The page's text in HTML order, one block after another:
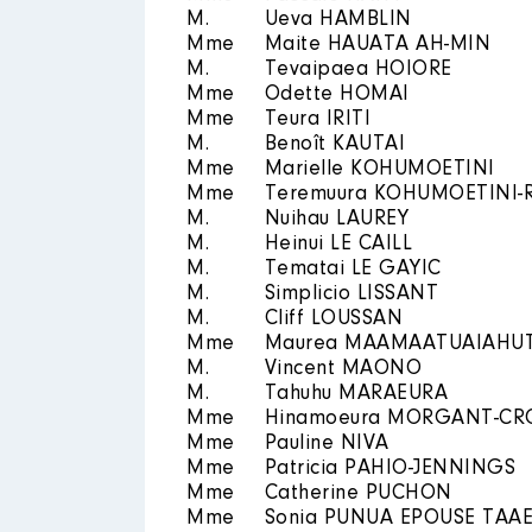
M.
Ueva HAMBLIN
Mme
Maite HAUATA AH-MIN
M.
Tevaipaea HOIORE
Mme
Odette HOMAI
Mme
Teura IRITI
M.
Benoît KAUTAI
Mme
Marielle KOHUMOETINI
Mme
Teremuura KOHUMOETINI-
M.
Nuihau LAUREY
M.
Heinui LE CAILL
M.
Tematai LE GAYIC
M.
Simplicio LISSANT
M.
Cliff LOUSSAN
Mme
Maurea
M.
Vincent MAONO
M.
Tahuhu MARAEURA
Mme
Hinamoeura MORGANT-
Mme
Pauline NIVA
Mme
Patricia PAHIO-JENNINGS
Mme
Catherine PUCHON
Mme
Sonia PUNUA EPOUSE TAAE